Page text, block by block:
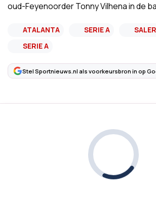
oud-Feyenoorder Tonny Vilhena in de
ATALANTA SERIE A
SERIE A
Stel Sportnieuws.nl als voorkeursbron in op